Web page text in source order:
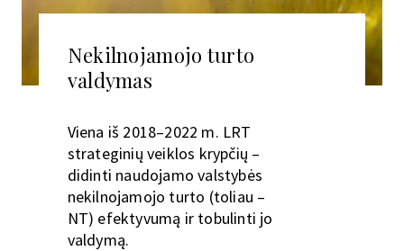
Nekilnojamojo turto
valdymas
Viena iš 2018–2022 m. LRT
strateginių veiklos krypčių –
didinti naudojamo valstybės
nekilnojamojo turto (toliau –
NT) efektyvumą ir tobulinti jo
valdymą.